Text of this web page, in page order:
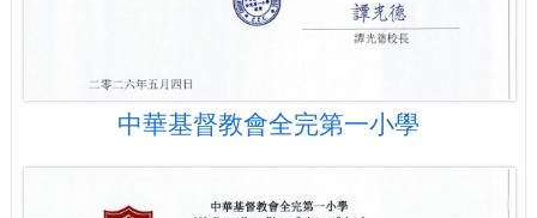
中華基督教會全完第一小學